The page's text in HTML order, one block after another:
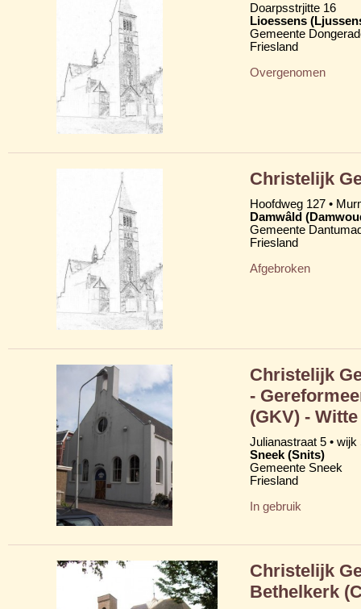
Doarpsstrjitte 16
Lioessens
Gemeente
Friesland
Overgenomen
Christelijk
Hoofdweg 127 •
Damwâld
Gemeente
Friesland
Afgebroken
Christelijk
-
(GKV) -
Julianastraat 5 •
Sneek (Snits)
Gemeente Sneek
Friesland
In gebruik
Christelijk
Bethelkerk